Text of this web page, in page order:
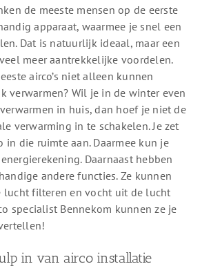
de meeste mensen op de eerste
apparaat, waarmee je snel een
Dat is natuurlijk ideaal, maar een
meer aantrekkelijke voordelen.
airco’s niet alleen kunnen
verwarmen? Wil je in de winter even
in huis, dan hoef je niet de
verwarming in te schakelen. Je zet
in die ruimte aan. Daarmee kun je
Daarnaast hebben
andere functies. Ze kunnen
lucht filteren en vocht uit de lucht
specialist Bennekom kunnen ze je
in van airco installatie